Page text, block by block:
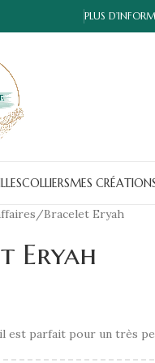
PLUS
COLLIERSMES
Bracelet Eryah
Eryah
est parfait pour un très